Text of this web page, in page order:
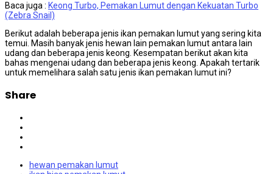
Baca juga : Keong Turbo, Pemakan Lumut dengan Kekuatan Turbo
(Zebra Snail)
Berikut adalah beberapa jenis ikan pemakan lumut yang sering kita
temui. Masih banyak jenis hewan lain pemakan lumut antara lain
udang dan beberapa jenis keong. Kesempatan berikut akan kita
bahas mengenai udang dan beberapa jenis keong. Apakah tertarik
untuk memelihara salah satu jenis ikan pemakan lumut ini?
Share
hewan pemakan lumut